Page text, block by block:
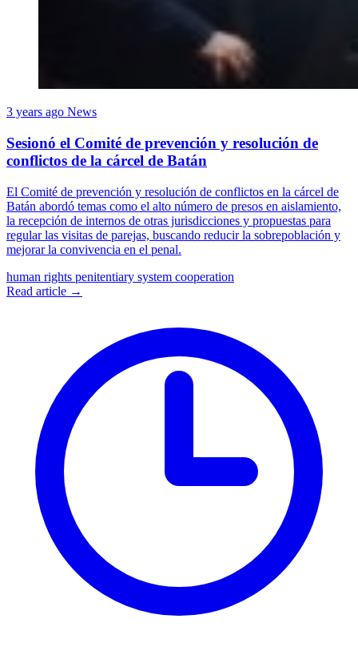
3 years ago News
Sesionó el Comité de prevención y resolución de
conflictos de la cárcel de Batán
El Comité de prevención y resolución de conflictos en la cárcel de
Batán abordó temas como el alto número de presos en aislamiento,
la recepción de internos de otras jurisdicciones y propuestas para
regular las visitas de parejas, buscando reducir la sobrepoblación y
mejorar la convivencia en el penal.
human rights penitentiary system cooperation
Read article →